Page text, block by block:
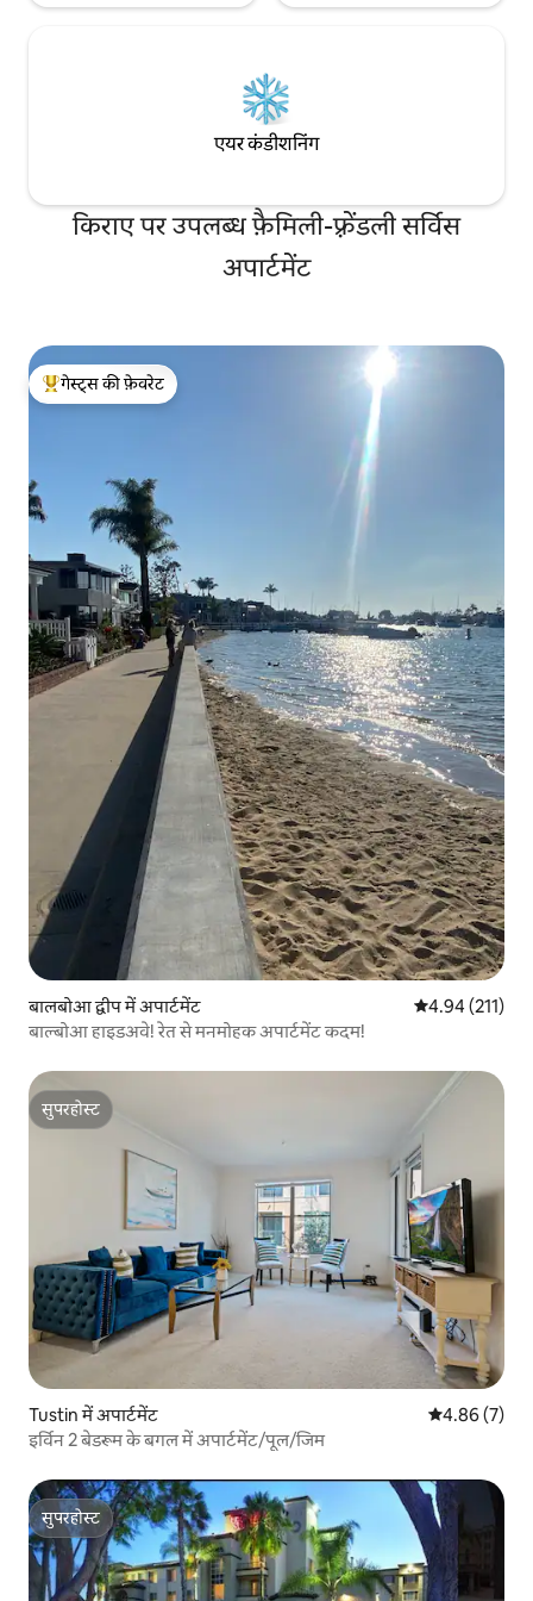
एयर कंडीशनिंग
किराए पर उपलब्ध फ़ैमिली-फ़्रेंडली सर्विस
अपार्टमेंट
गेस्ट्स का टॉप फ़ेवरेट
गेस्ट्स की फ़ेवरेट
बालबोआ द्वीप में अपार्टमेंट औसत रेटिंग 5 में से
4.94 (211)
बाल्बोआ हाइडअवे! रेत से मनमोहक अपार्टमेंट कदम!
सुपरहोस्ट
सुपरहोस्ट
Tustin में अपार्टमेंट औसत रेटिंग 5 में
4.86 (7)
इर्विन 2 बेडरूम के बगल में अपार्टमेंट/पूल/जिम
सुपरहोस्ट
सुपरहोस्ट